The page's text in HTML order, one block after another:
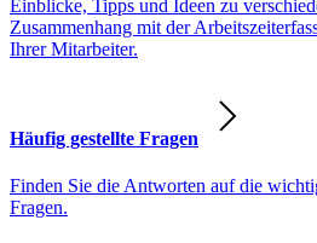
Einblicke, Tipps und Ideen zu
Zusammenhang mit der
Ihrer Mitarbeiter.
Häufig gestellte Fragen
Finden Sie die Antworten auf die
Fragen.